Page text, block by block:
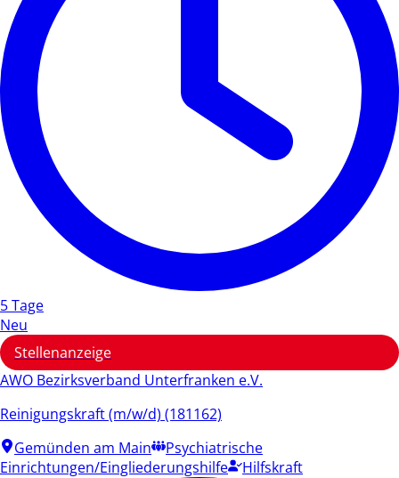
5 Tage
Neu
Stellenanzeige
AWO Bezirksverband Unterfranken e.V.
Reinigungskraft (m/w/d) (181162)
Gemünden am Main
Psychiatrische
Einrichtungen/Eingliederungshilfe
Hilfskraft